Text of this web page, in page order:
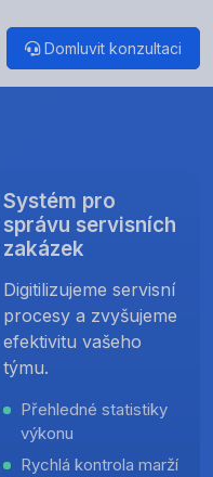
Domluvit konzultaci
Systém pro
správu servisních
zakázek
Digitilizujeme servisní
procesy a zvyšujeme
efektivitu vašeho
týmu.
Přehledné statistiky
výkonu
Rychlá kontrola marží